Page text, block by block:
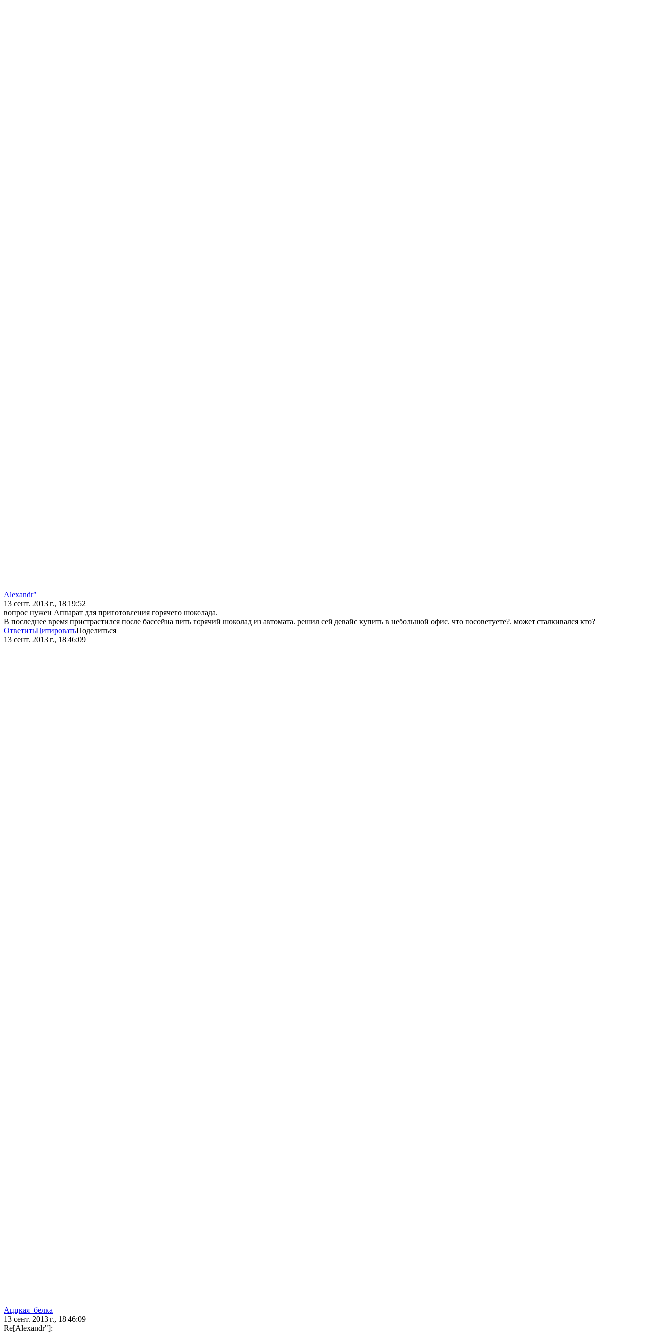
Alexandr"
13 сент. 2013 г., 18:19:52
вопрос нужен Аппарат для приготовления горячего шоколада.
В последнее время пристрастился после бассейна пить горячий шоколад из автомата. решил сей девайс купить в небольшой офис. что посоветуете?. может сталкивался кто?
ОтветитьЦитироватьПоделиться
13 сент. 2013 г., 18:46:09
Аццкая_белка
13 сент. 2013 г., 18:46:09
Re[Alexandr"]: